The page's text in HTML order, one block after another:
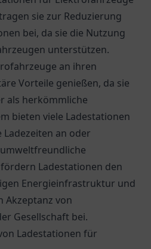
sie zur Reduzierung
bei, da sie die Nutzung
unterstützen.
an ihren
Vorteile genießen, da sie
als herkömmliche
bieten viele Ladestationen
an oder
Ladestationen den
Energieinfrastruktur und
Akzeptanz von
Gesellschaft bei.
Ladestationen für